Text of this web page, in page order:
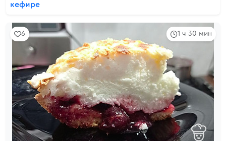
кефире
1 ч 30 мин
6